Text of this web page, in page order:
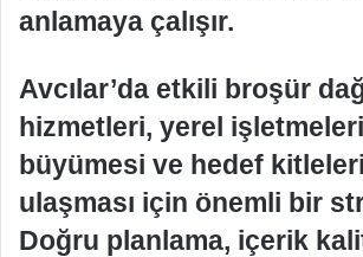
anlamaya çalışır.
Avcılar’da etkili broşür
hizmetleri, yerel
büyümesi ve hedef
ulaşması için önemli bir
Doğru planlama, içerik